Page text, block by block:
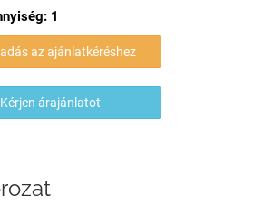
1
az ajánlatkéréshez
árajánlatot